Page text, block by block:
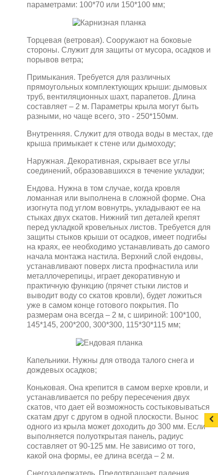
параметрами: 100*70 или 150*100 мм;
Торцевая (ветровая). Сооружают на боковые
стороны. Служит для защиты от мусора, осадков и
порывов ветра;
Примыкания. Требуется для различных
прямоугольных комплектующих крыши: дымовых
труб, вентиляционных шахт, парапетов. Длина
составляет – 2 м. Параметры крыла могут быть
разными, но чаще всего, это - 250*150мм.
Внутренняя. Служит для отвода воды в местах, где
крыша примыкает к стене или дымоходу;
Наружная. Декоративная, скрывает все углы
соединений, образовавшихся в течение укладки;
Ендова. Нужна в том случае, когда кровля
ломанная или выполнена в сложной форме. Она
изогнута под углом вовнутрь, укладывают ее на
стыках двух скатов. Нижний тип деталей крепят
перед укладкой кровельных листов. Требуется для
защиты стыков крыши от осадков, имеет подгибы
на краях, ее необходимо устанавливать до самого
начала монтажа настила. Верхний слой ендовы,
устанавливают поверх листа профнастила или
металлочерепицы, играет декоративную и
практичную функцию (прячет стыки листов и
выводит воду со скатов кровли), будет ложиться
уже в самом конце готового покрытия. По
размерам она всегда – 2 м, с шириной: 100*100,
145*145, 200*200, 300*300, 115*30*115 мм;
Капельники. Нужны для отвода талого снега и
дождевых осадков;
Коньковая. Она крепится в самом верхе кровли, и
устанавливается по ребру пересечения двух
скатов, что дает ей возможность состыковываться
скатам друг с другом в одной плоскости. Вынос
одного из крыла может доходить до 300 мм. Если
выполняется полуоткрытая панель, радиус
составляет от 90-125 мм. Не зависимо от того,
какой она формы, ее длина всегда – 2 м.
Снегозадержатель. Предотвращает падения